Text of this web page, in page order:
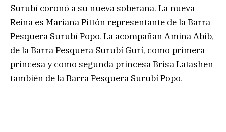
Surubí coronó a su nueva soberana. La nueva
Reina es Mariana Pittón representante de la Barra
Pesquera Surubí Popo. La acompañan Amina Abib,
de la Barra Pesquera Surubí Gurí, como primera
princesa y como segunda princesa Brisa Latashen
también de la Barra Pesquera Surubí Popo.